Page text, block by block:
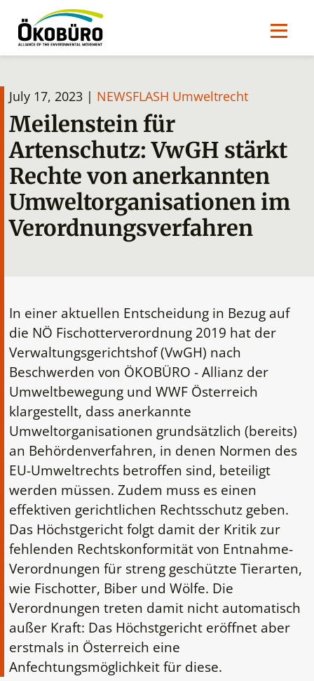
July 17, 2023 | NEWSFLASH Umweltrecht
Meilenstein für
Artenschutz: VwGH stärkt
Rechte von anerkannten
Umweltorganisationen im
Verordnungsverfahren
In einer aktuellen Entscheidung in Bezug auf
die NÖ Fischotterverordnung 2019 hat der
Verwaltungsgerichtshof (VwGH) nach
Beschwerden von ÖKOBÜRO - Allianz der
Umweltbewegung und WWF Österreich
klargestellt, dass anerkannte
Umweltorganisationen grundsätzlich (bereits)
an Behördenverfahren, in denen Normen des
EU-Umweltrechts betroffen sind, beteiligt
werden müssen. Zudem muss es einen
effektiven gerichtlichen Rechtsschutz geben.
Das Höchstgericht folgt damit der Kritik zur
fehlenden Rechtskonformität von Entnahme-
Verordnungen für streng geschützte Tierarten,
wie Fischotter, Biber und Wölfe. Die
Verordnungen treten damit nicht automatisch
außer Kraft: Das Höchstgericht eröffnet aber
erstmals in Österreich eine
Anfechtungsmöglichkeit für diese.